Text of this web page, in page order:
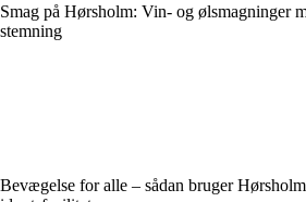
Smag på Hørsholm: Vin- og ølsmagninger
stemning
Bevægelse for alle – sådan bruger